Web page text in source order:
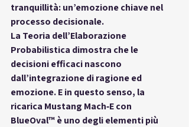
tranquillità: un’emozione chiave nel
processo decisionale.
La Teoria dell’Elaborazione
Probabilistica dimostra che le
decisioni efficaci nascono
dall’integrazione di ragione ed
emozione. E in questo senso, la
ricarica Mustang Mach‑E con
BlueOval™ è uno degli elementi più